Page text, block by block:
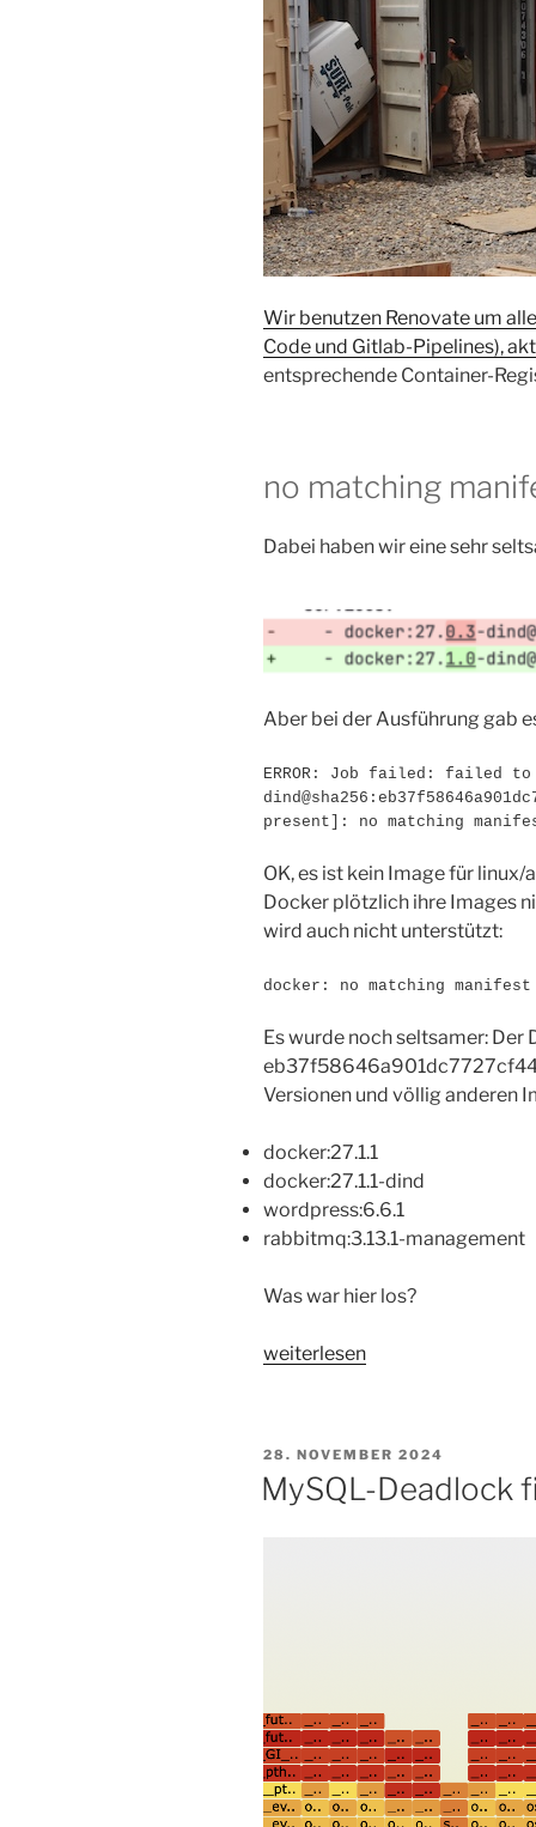
Wir benutzen Renovate um
Code und Gitlab-Pipelines),
entsprechende Container-
no matching
Dabei haben wir eine sehr
Aber bei der Ausführung gab
ERROR: Job failed: failed
present]: no matching
OK, es ist kein Image für
Docker plötzlich ihre Images
wird auch nicht unterstützt:
docker: no matching
Es wurde noch seltsamer: Der
Versionen und völlig anderen
docker:27.1.1
docker:27.1.1-dind
wordpress:6.6.1
rabbitmq:3.13.1-management
Was war hier los?
„Das
Image-
Digests
weiterlesen
VERÖFFENTLICHT
AM
28. NOVEMBER 2024
MySQL-Deadlock